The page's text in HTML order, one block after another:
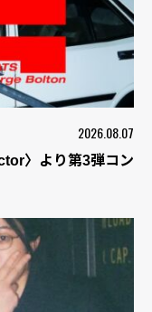
2026.08.07
〉より第3弾コン